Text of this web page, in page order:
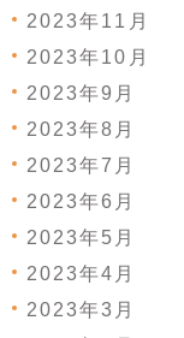
2023年11月
2023年10月
2023年9月
2023年8月
2023年7月
2023年6月
2023年5月
2023年4月
2023年3月